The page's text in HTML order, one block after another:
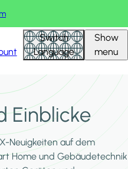
Switch
Language
Show
menu
Einblicke
Neuigkeiten auf dem
Home und Gebäudetechnik